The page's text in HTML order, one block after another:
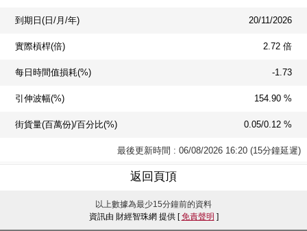
到期日(日/月/年) 20/11/2026
實際槓桿(倍) 2.72 倍
每日時間值損耗(%) -1.73
引伸波幅(%) 154.90 %
街貨量(百萬份)/百分比(%) 0.05/0.12 %
最後更新時間 : 06/08/2026 16:20 (15分鐘延遲)
返回頁頂
以上數據為最少15分鐘前的資料
資訊由 財經智珠網 提供 [免責聲明 ]